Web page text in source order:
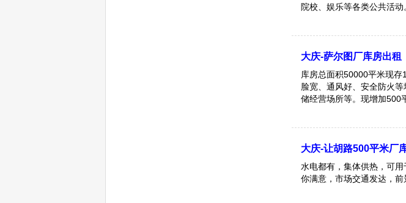
院校、娱乐等各类公共活
大庆-萨尔图厂库房出租
库房总面积50000平米现
脸宽、通风好、安全防火
储经营场所等。现增加500
大庆-让胡路500平米厂
水电都有，集体供热，可
你满意，市场交通发达，前